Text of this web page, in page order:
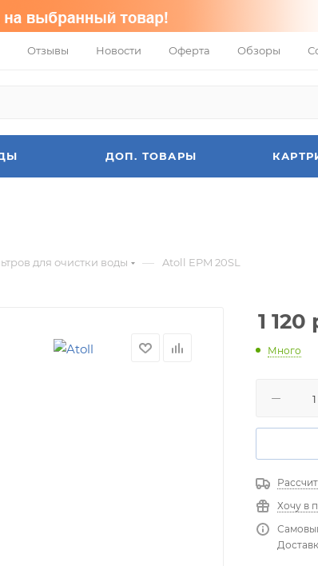
Отзывы Новости Оферта Обзоры
ДОП. ТОВАРЫ
для очистки воды — Atoll EPM 20SL
1 120
Много
Хочу в